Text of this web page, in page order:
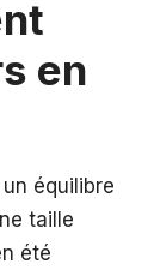
en
équilibre
taille
été